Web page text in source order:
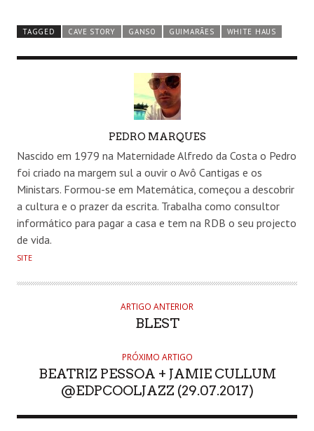
TAGGED CAVE STORY GANSO GUIMARÃES WHITE HAUS
PEDRO MARQUES
Nascido em 1979 na Maternidade Alfredo da Costa o Pedro
foi criado na margem sul a ouvir o Avô Cantigas e os
Ministars. Formou-se em Matemática, começou a descobrir
a cultura e o prazer da escrita. Trabalha como consultor
informático para pagar a casa e tem na RDB o seu projecto
de vida.
SITE
ARTIGO ANTERIOR
BLEST
PRÓXIMO ARTIGO
BEATRIZ PESSOA + JAMIE CULLUM
@EDPCOOLJAZZ (29.07.2017)